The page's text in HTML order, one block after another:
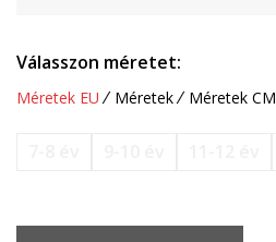
Válasszon méretet:
Méretek EU Méretek Méretek CM